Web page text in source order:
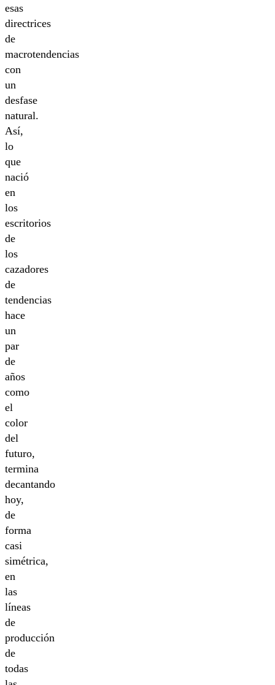
esas
directrices
de
macrotendencias
con
un
desfase
natural.
Así,
lo
que
nació
en
los
escritorios
de
los
cazadores
de
tendencias
hace
un
par
de
años
como
el
color
del
futuro,
termina
decantando
hoy,
de
forma
casi
simétrica,
en
las
líneas
de
producción
de
todas